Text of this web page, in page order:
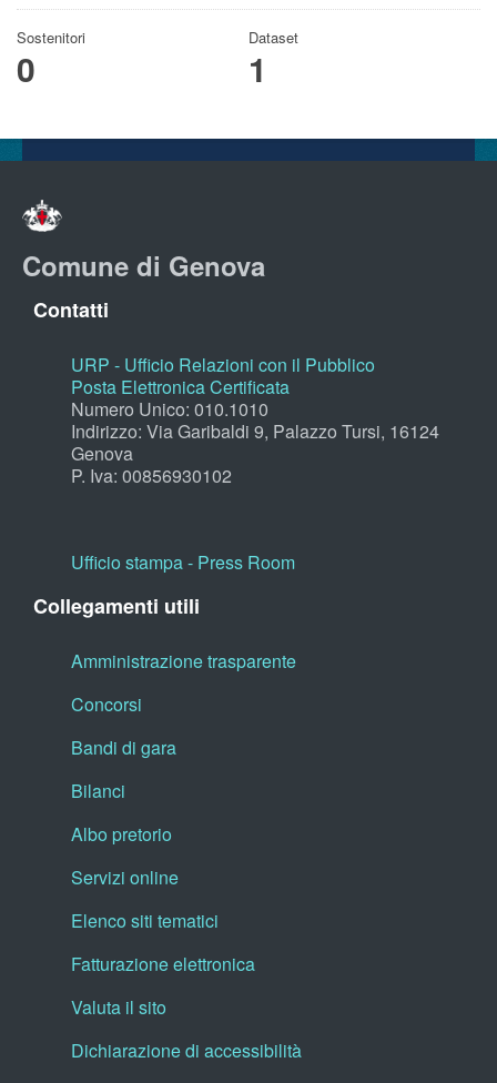
Sostenitori
0
Dataset
1
Comune di Genova
Contatti
URP - Ufficio Relazioni con il Pubblico
Posta Elettronica Certificata
Numero Unico: 010.1010
Indirizzo: Via Garibaldi 9, Palazzo Tursi, 16124
Genova
P. Iva: 00856930102
Ufficio stampa - Press Room
Collegamenti utili
Amministrazione trasparente
Concorsi
Bandi di gara
Bilanci
Albo pretorio
Servizi online
Elenco siti tematici
Fatturazione elettronica
Valuta il sito
Dichiarazione di accessibilità